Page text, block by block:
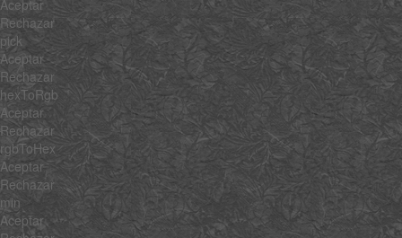
Aceptar
Rechazar
pick
Aceptar
Rechazar
hexToRgb
Aceptar
Rechazar
rgbToHex
Aceptar
Rechazar
min
Aceptar